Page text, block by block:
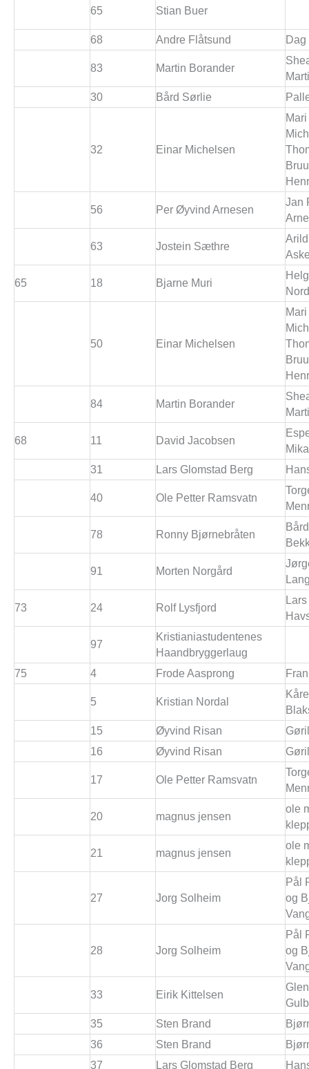
65 Stian Buer
68 Andre Flåtsund
83 Martin Borander
30
Bård Sørlie
32 Einar Michelsen
Mari
56 Per Øyvind Arnesen
Jan
63 Jostein Sæthre
Arild
65 18 Bjarne Muri
50 Einar Michelsen
Mari
84 Martin Borander
68 11 David Jacobsen
31
Lars Glomstad Berg
40 Ole Petter Ramsvatn
78 Ronny Bjørnebråten
Bård
91 Morten Norgård
73 24 Rolf Lysfjord
97
Kristianiastudentenes
Haandbryggerlaug
75
4 Frode Aasprong
5 Kristian Nordal
Kåre
15
Øyvind Risan
16
Øyvind Risan
17 Ole Petter Ramsvatn
20 magnus jensen
ole
21 magnus jensen
ole
27 Jorg Solheim
Pål
og
28 Jorg Solheim
Pål
og
33 Eirik Kittelsen
35
Sten Brand
36
Sten Brand
37
Lars Glomstad Berg